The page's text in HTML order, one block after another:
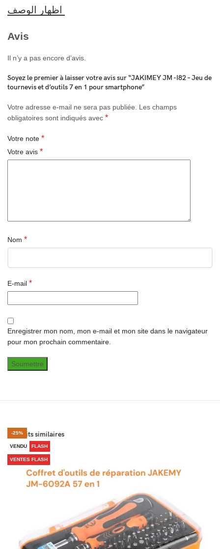
Avis
Il n’y a pas encore d’avis.
Soyez le premier à laisser votre avis sur “JAKIMEY JM -I82 – Jeu de
tournevis et d’outils 7 en 1 pour smartphone”
Votre adresse e-mail ne sera pas publiée. Les champs
obligatoires sont indiqués avec *
Votre note *
Votre avis *
Nom *
E-mail *
Enregistrer mon nom, mon e-mail et mon site dans le navigateur
pour mon prochain commentaire.
Produits similaires
-46%
-41%
VENTES FLASH
-36%
-30%
VENTES FLASH
-41%
VENTES FLASH
-25%
VENDU
VENTES FLASH